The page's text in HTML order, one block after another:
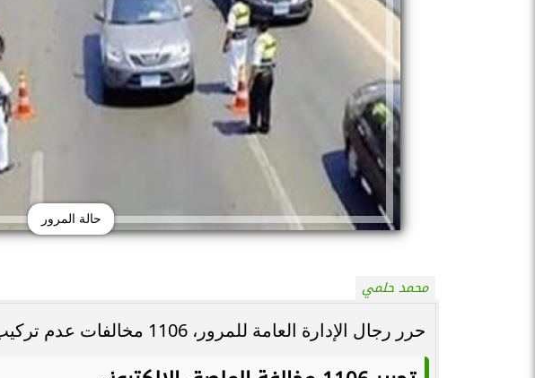
حالة المرور
محمد حلمي
حرر رجال الإدارة العامة للمرور، 1106 مخالفات عدم تركيب الملصق الإلكتروني.